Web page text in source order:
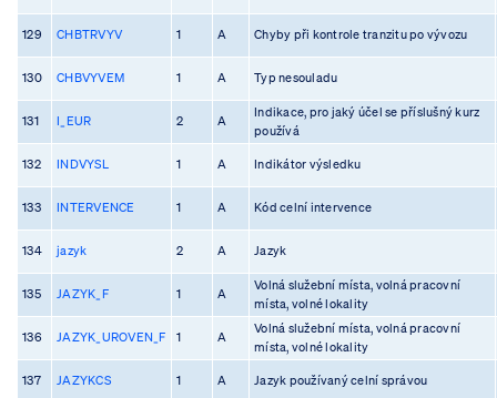
129 CHBTRVYV 1 A Chyby při kontrole tranzitu po vývozu
130 CHBVYVEM 1 A Typ nesouladu
131 I_EUR 2 A
Indikace, pro jaký účel se příslušný kurz
používá
132 INDVYSL 1 A Indikátor výsledku
133 INTERVENCE 1 A Kód celní intervence
134 jazyk 2 A Jazyk
135 JAZYK_F 1 A
Volná služební místa, volná pracovní
místa, volné lokality
136 JAZYK_UROVEN_F 1 A
Volná služební místa, volná pracovní
místa, volné lokality
137 JAZYKCS 1 A Jazyk používaný celní správou